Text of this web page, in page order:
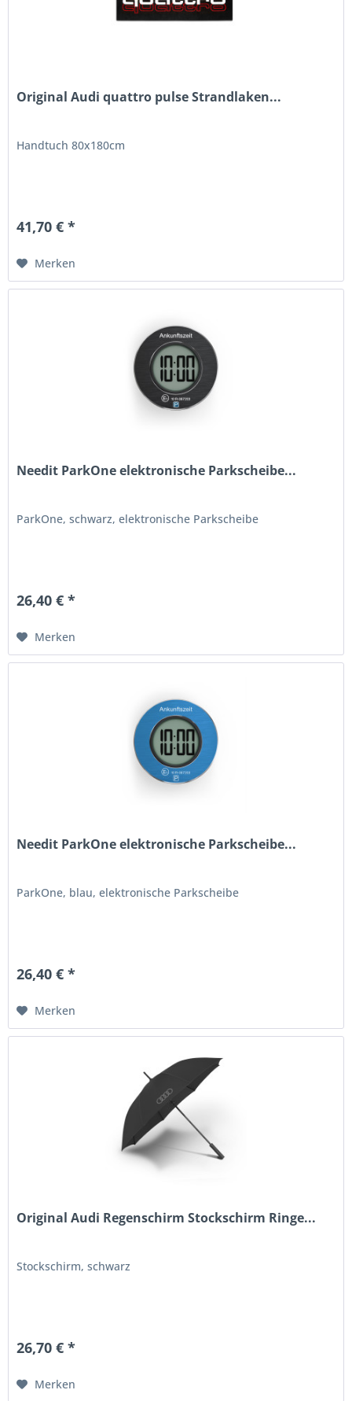
Original Audi quattro pulse Strandlaken...
Handtuch 80x180cm
41,70 € *
Merken
Needit ParkOne elektronische Parkscheibe...
ParkOne, schwarz, elektronische Parkscheibe
26,40 € *
Merken
Needit ParkOne elektronische Parkscheibe...
ParkOne, blau, elektronische Parkscheibe
26,40 € *
Merken
Original Audi Regenschirm Stockschirm Ringe...
Stockschirm, schwarz
26,70 € *
Merken